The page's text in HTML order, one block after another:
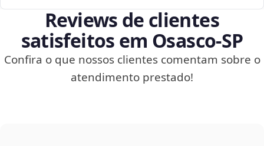
Reviews de clientes
satisfeitos em Osasco‑SP
Confira o que nossos clientes comentam sobre o
atendimento prestado!